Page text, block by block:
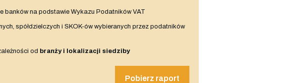
banków na podstawie Wykazu Podatników VAT
spółdzielczych i SKOK-ów wybieranych przez podatników
od branży i lokalizacji siedziby
Pobierz raport